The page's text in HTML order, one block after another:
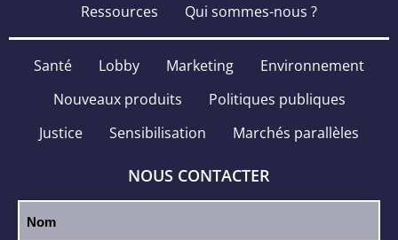
Ressources
Qui sommes-nous ?
Santé Lobby Marketing
Environnement
Nouveaux produits
Politiques publiques
Justice
Sensibilisation Marchés parallèles
NOUS CONTACTER